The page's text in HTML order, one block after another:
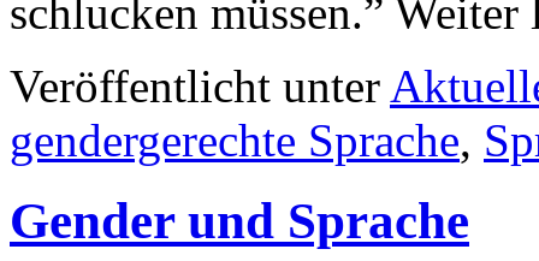
schlucken müssen.”
Veröffentlicht unter
gendergerechte Sprache,
Gender und Sprache